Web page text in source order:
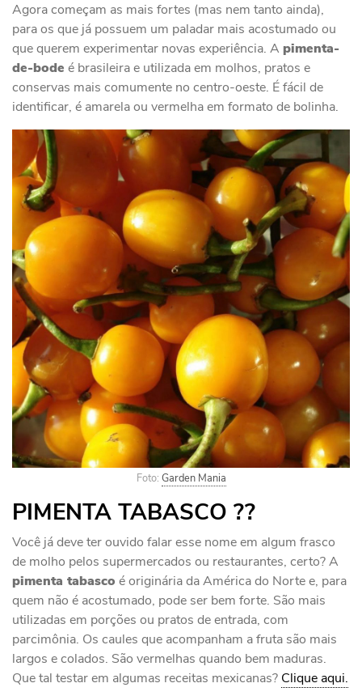
Agora começam as mais fortes (mas nem tanto ainda),
para os que já possuem um paladar mais acostumado ou
que querem experimentar novas experiência. A pimenta-
de-bode é brasileira e utilizada em molhos, pratos e
conservas mais comumente no centro-oeste. É fácil de
identificar, é amarela ou vermelha em formato de bolinha.
Foto: Garden Mania
PIMENTA TABASCO ??
Você já deve ter ouvido falar esse nome em algum frasco
de molho pelos supermercados ou restaurantes, certo? A
pimenta tabasco é originária da América do Norte e, para
quem não é acostumado, pode ser bem forte. São mais
utilizadas em porções ou pratos de entrada, com
parcimônia. Os caules que acompanham a fruta são mais
largos e colados. São vermelhas quando bem maduras.
Que tal testar em algumas receitas mexicanas? Clique aqui.